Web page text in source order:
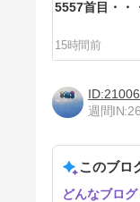
5557首目・・
15時間前
5551首目・・
を読む
週間IN:
このブロ